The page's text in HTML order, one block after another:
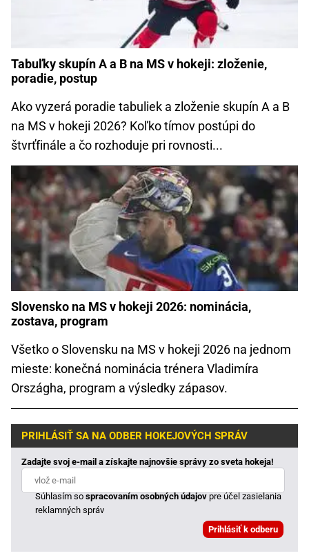
Tabuľky skupín A a B na MS v hokeji: zloženie,
poradie, postup
Ako vyzerá poradie tabuliek a zloženie skupín A a B
na MS v hokeji 2026? Koľko tímov postúpi do
štvrťfinále a čo rozhoduje pri rovnosti...
Slovensko na MS v hokeji 2026: nominácia,
zostava, program
Všetko o Slovensku na MS v hokeji 2026 na jednom
mieste: konečná nominácia trénera Vladimíra
Országha, program a výsledky zápasov.
PRIHLÁSIŤ SA NA ODBER HOKEJOVÝCH SPRÁV
Zadajte svoj e-mail a získajte najnovšie správy zo sveta hokeja!
Súhlasím sospracovaním osobných údajovpre účel zasielania
reklamných správ